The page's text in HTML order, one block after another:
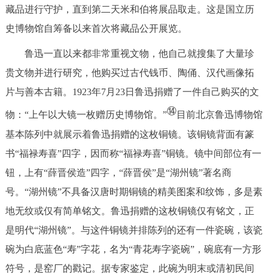
藏品进行守护，直到第二天米和伯将展品取走。这是国立历
史博物馆自筹备以来首次将藏品公开展览。
鲁迅一直以来都非常重视文物，他自己就搜集了大量珍
贵文物并进行研究，他购买过古代钱币、陶俑、汉代画像拓
片与善本古籍。1923年7月23日鲁迅捐赠了一件自己购买的文
物：“上午以大镜一枚赠历史博物馆。”⑭目前北京鲁迅博物馆
基本陈列中就展示着鲁迅捐赠的这枚铜镜。该铜镜背面有篆
书“福禄寿喜”四字，因而称“福禄寿喜”铜镜。镜中间部位有一
钮，上有“薛晋侯造”四字，“薛晋侯”是“湖州镜”著名商
号。“湖州镜”不具备汉唐时期铜镜的精美图案和纹饰，多是素
地无纹或仅有简单铭文。鲁迅捐赠的这枚铜镜仅有铭文，正
是明代“湖州镜”。与这件铜镜并排陈列的还有一件瓷碗，该瓷
碗为白底蓝色“寿”字花，名为“青花寿字瓷碗”，碗底有一方形
符号，是窑厂的戳记。据专家鉴定，此碗为明末或清初民间